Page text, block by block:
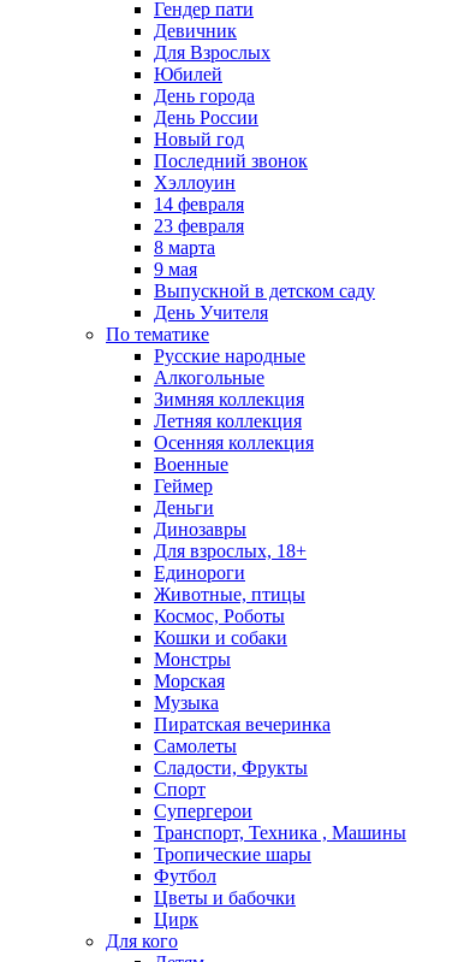
Гендер пати
Девичник
Для Взрослых
Юбилей
День города
День России
Новый год
Последний звонок
Хэллоуин
14 февраля
23 февраля
8 марта
9 мая
Выпускной в детском саду
День Учителя
По тематике
Русские народные
Алкогольные
Зимняя коллекция
Летняя коллекция
Осенняя коллекция
Военные
Геймер
Деньги
Динозавры
Для взрослых, 18+
Единороги
Животные, птицы
Космос, Роботы
Кошки и собаки
Монстры
Морская
Музыка
Пиратская вечеринка
Самолеты
Сладости, Фрукты
Спорт
Супергерои
Транспорт, Техника , Машины
Тропические шары
Футбол
Цветы и бабочки
Цирк
Для кого